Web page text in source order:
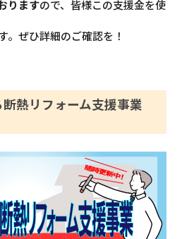
りますので、皆様この支援金を使
。ぜひ詳細のご確認を！
熱リフォーム支援事業